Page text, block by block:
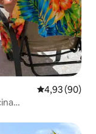
Classificação
4,93 (90)